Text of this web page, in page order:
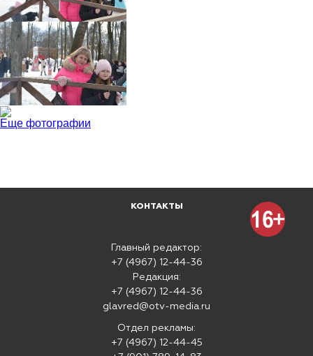
Еще фотографии
КОНТАКТЫ
Главный редактор:
+7 (4967) 12-44-36
Редакция:
+7 (4967) 12-44-36
glavred@otv-media.ru
Отдел рекламы:
+7 (4967) 12-44-45